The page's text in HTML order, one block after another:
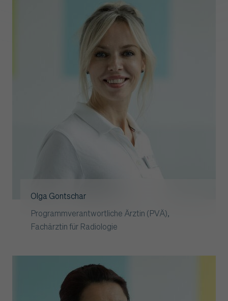
Olga Gontschar
Programmverantwortliche Ärztin (PVÄ),
Fachärztin für Radiologie